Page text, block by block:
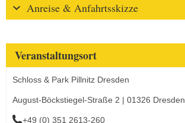
Anreise & Anfahrtsskizze
Veranstaltungsort
Schloss & Park Pillnitz Dresden
August-Böckstiegel-Straße 2 | 01326 Dresden
+49 (0) 351 2613-260